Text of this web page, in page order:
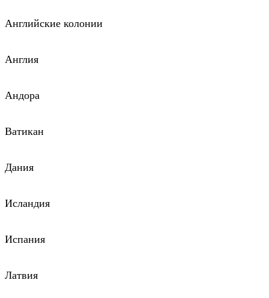
Английские колонии
Англия
Андора
Ватикан
Дания
Исландия
Испания
Латвия